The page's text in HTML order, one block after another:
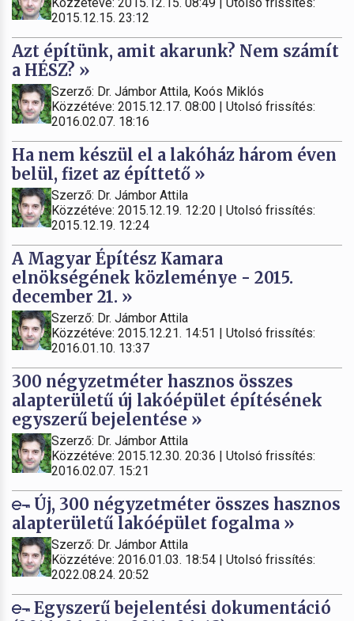
2015.12.15. 23:12
Azt építünk, amit akarunk? Nem számít
a HÉSZ? »
Szerző: Dr. Jámbor Attila, Koós Miklós
Közzétéve: 2015.12.17. 08:00 | Utolsó frissítés:
2016.02.07. 18:16
Ha nem készül el a lakóház három éven
belül, fizet az építtető »
Szerző: Dr. Jámbor Attila
Közzétéve: 2015.12.19. 12:20 | Utolsó frissítés:
2015.12.19. 12:24
A Magyar Építész Kamara
elnökségének közleménye - 2015.
december 21. »
Szerző: Dr. Jámbor Attila
Közzétéve: 2015.12.21. 14:51 | Utolsó frissítés:
2016.01.10. 13:37
300 négyzetméter hasznos összes
alapterületű új lakóépület építésének
egyszerű bejelentése »
Szerző: Dr. Jámbor Attila
Közzétéve: 2015.12.30. 20:36 | Utolsó frissítés:
2016.02.07. 15:21
Új, 300 négyzetméter összes hasznos
alapterületű lakóépület fogalma »
Szerző: Dr. Jámbor Attila
Közzétéve: 2016.01.03. 18:54 | Utolsó frissítés:
2022.08.24. 20:52
Egyszerű bejelentési dokumentáció